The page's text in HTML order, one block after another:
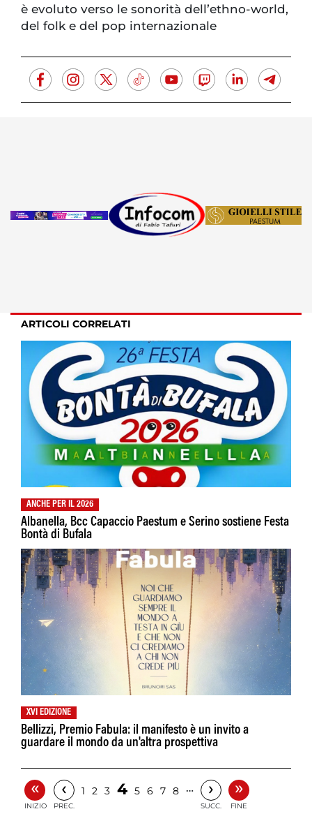
è evoluto verso le sonorità dell’ethno-world,
del folk e del pop internazionale
ARTICOLI CORRELATI
ANCHE PER IL 2026
Albanella, Bcc Capaccio Paestum e Serino sostiene Festa
Bontà di Bufala
XVI EDIZIONE
Bellizzi, Premio Fabula: il manifesto è un invito a
guardare il mondo da un'altra prospettiva
«
INIZIO
‹
PREC.
1 2 3 4 5 6 7 8 … ›
SUCC.
»
FINE